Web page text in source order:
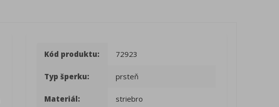
Kód produktu: 72923
Typ šperku: prsteň
Materiál: striebro